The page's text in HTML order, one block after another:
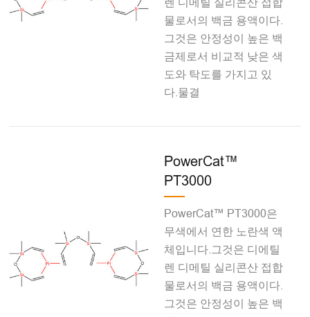
물로서의 백금 용액이다.
그것은 안정성이 높은 백
금제로서 비교적 낮은 색
도와 탁도를 가지고 있
다.물결
PowerCat™
PT3000
PowerCat™ PT3000은
무색에서 연한 노란색 액
체입니다.그것은 디에틸
렌 디메틸 실리콘산 접합
물로서의 백금 용액이다.
그것은 안정성이 높은 백